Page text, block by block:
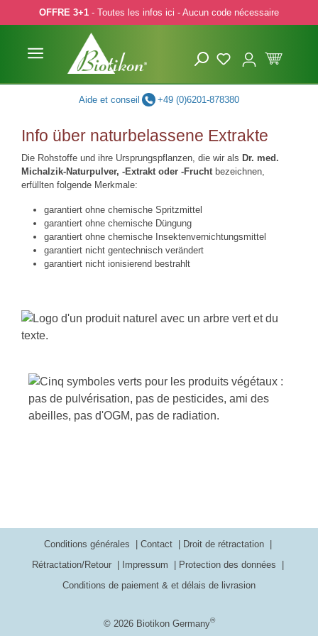
to main content
Skip to search
Skip to main navigation
OFFRE 3+1 - Toutes les infos ici - Aucun code nécessaire
Aide et conseil +49 (0)6201-878380
Info über naturbelassene Extrakte
Die Rohstoffe und ihre Ursprungspflanzen, die wir als Dr. med.
Michalzik-Naturpulver, -Extrakt oder -Fruchtbezeichnen,
erfüllten folgende Merkmale:
garantiert ohne chemische Spritzmittel
garantiert ohne chemische Düngung
garantiert ohne chemische Insektenvernichtungsmittel
garantiert nicht gentechnisch verändert
garantiert nicht ionisierend bestrahlt
© 2026 Biotikon Germany®
Conditions générales Contact
Droit de rétractation
Rétractation/Retour
Impressum
Protection des données
Conditions de paiement & et délais de livrasion